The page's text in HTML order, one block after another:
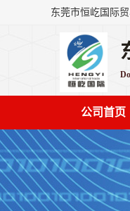
公司首页